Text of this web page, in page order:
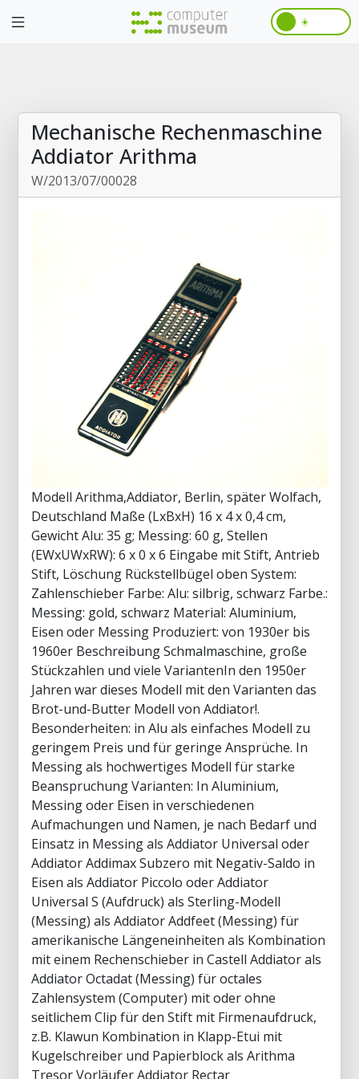
☀️
Mechanische Rechenmaschine
Addiator Arithma
W/2013/07/00028
Modell Arithma,Addiator, Berlin, später Wolfach,
Deutschland Maße (LxBxH) 16 x 4 x 0,4 cm,
Gewicht Alu: 35 g; Messing: 60 g, Stellen
(EWxUWxRW): 6 x 0 x 6 Eingabe mit Stift, Antrieb
Stift, Löschung Rückstellbügel oben System:
Zahlenschieber Farbe: Alu: silbrig, schwarz Farbe.:
Messing: gold, schwarz Material: Aluminium,
Eisen oder Messing Produziert: von 1930er bis
1960er Beschreibung Schmalmaschine, große
Stückzahlen und viele VariantenIn den 1950er
Jahren war dieses Modell mit den Varianten das
Brot-und-Butter Modell von Addiator!.
Besonderheiten: in Alu als einfaches Modell zu
geringem Preis und für geringe Ansprüche. In
Messing als hochwertiges Modell für starke
Beanspruchung Varianten: In Aluminium,
Messing oder Eisen in verschiedenen
Aufmachungen und Namen, je nach Bedarf und
Einsatz in Messing als Addiator Universal oder
Addiator Addimax Subzero mit Negativ-Saldo in
Eisen als Addiator Piccolo oder Addiator
Universal S (Aufdruck) als Sterling-Modell
(Messing) als Addiator Addfeet (Messing) für
amerikanische Längeneinheiten als Kombination
mit einem Rechenschieber in Castell Addiator als
Addiator Octadat (Messing) für octales
Zahlensystem (Computer) mit oder ohne
seitlichem Clip für den Stift mit Firmenaufdruck,
z.B. Klawun Kombination in Klapp-Etui mit
Kugelschreiber und Papierblock als Arithma
Tresor Vorläufer Addiator Rectar